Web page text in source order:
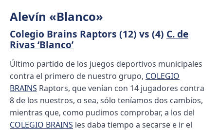
Alevín «Blanco»
Colegio Brains Raptors (12) vs (4) C. de
Rivas ‘Blanco’
Último partido de los juegos deportivos municipales
contra el primero de nuestro grupo, COLEGIO
BRAINS Raptors, que venían con 14 jugadores contra
8 de los nuestros, o sea, sólo teníamos dos cambios,
mientras que, como pudimos comprobar, a los del
COLEGIO BRAINS les daba tiempo a secarse e ir el